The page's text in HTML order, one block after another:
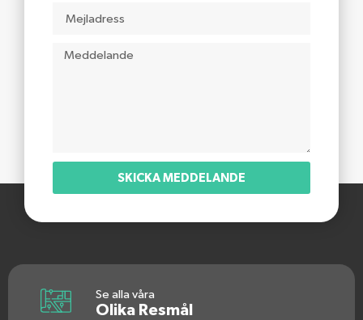
SKICKA MEDDELANDE
Se alla våra
Olika Resmål